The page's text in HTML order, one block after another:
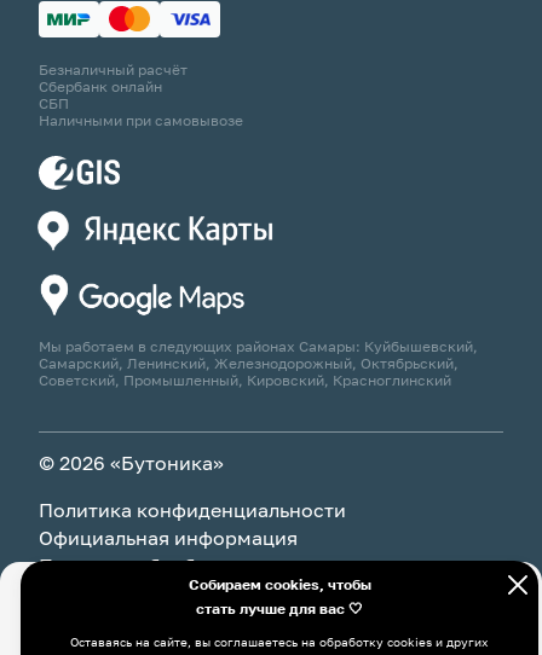
12 590 ₽
Безналичный расчёт
Сбербанк онлайн
СБП
Наличными при самовывозе
Мы работаем в следующих районах Самары: Куйбышевский,
Самарский, Ленинский, Железнодорожный, Октябрьский,
Советский, Промышленный, Кировский, Красноглинский
© 2026 «Бутоника»
Политика конфиденциальности
Официальная информация
Политика обработки персональных данных
Оставаясь на сайте, вы соглашаетесь на обработку cookies и
использованием системы Яндекс Метрика, в соответствии с
Собираем cookies, чтобы
стать лучше для вас 🤍
Оставаясь на сайте, вы соглашаетесь на обработку cookies и других